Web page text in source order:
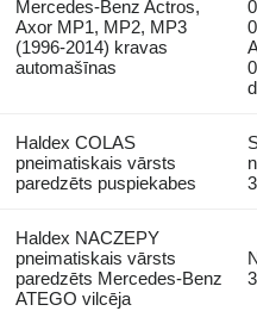
Mercedes-Benz Actros,
Axor MP1, MP2, MP3
(1996-2014) kravas
automašīnas
Haldex COLAS
pneimatiskais vārsts
paredzēts puspiekabes
Haldex NACZEPY
pneimatiskais vārsts
paredzēts Mercedes-Benz
ATEGO vilcēja